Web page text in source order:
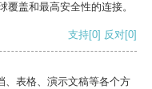
盖和最高安全性的连接。
支持[0] 反对[0]
、表格、演示文稿等各个方